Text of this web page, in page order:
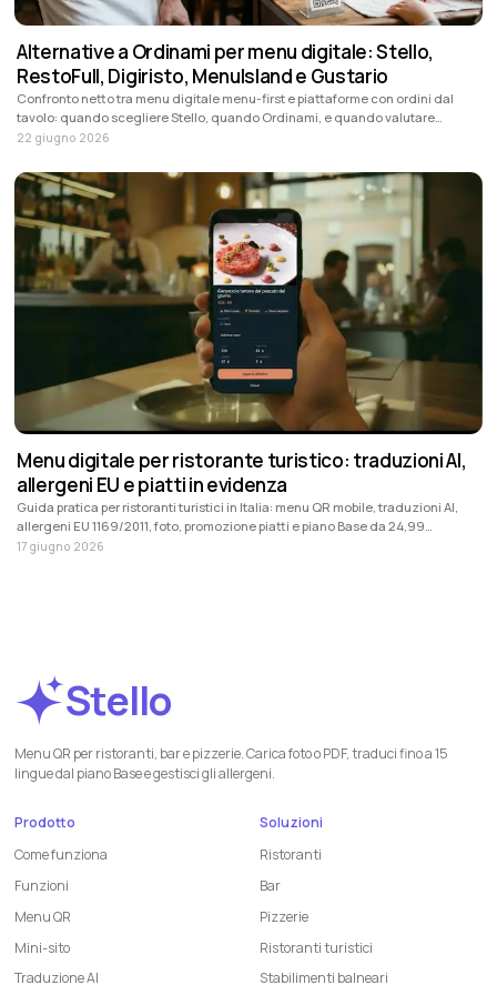
Alternative a Ordinami per menu digitale: Stello,
RestoFull, Digiristo, MenuIsland e Gustario
Confronto netto tra menu digitale menu-first e piattaforme con ordini dal
tavolo: quando scegliere Stello, quando Ordinami, e quando valutare
RestoFull, Digiristo, MenuIsland o Gustario.
22 giugno 2026
Menu digitale per ristorante turistico: traduzioni AI,
allergeni EU e piatti in evidenza
Guida pratica per ristoranti turistici in Italia: menu QR mobile, traduzioni AI,
allergeni EU 1169/2011, foto, promozione piatti e piano Base da 24,99
EUR/mese + IVA.
17 giugno 2026
Stello
Menu QR per ristoranti, bar e pizzerie. Carica foto o PDF, traduci fino a 15
lingue dal piano Base e gestisci gli allergeni.
Prodotto
Come funziona
Funzioni
Menu QR
Mini-sito
Traduzione AI
Soluzioni
Ristoranti
Bar
Pizzerie
Ristoranti turistici
Stabilimenti balneari